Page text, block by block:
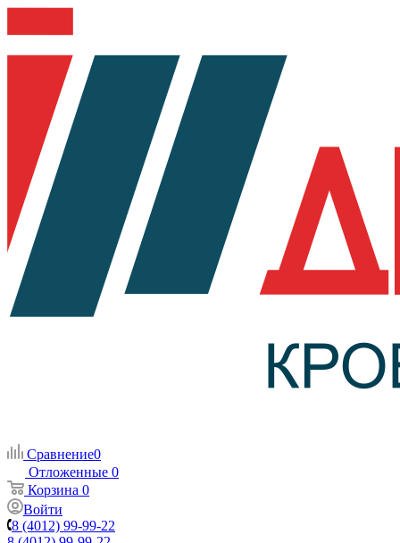
Сравнение0
Отложенные 0
Корзина 0
Войти
8 (4012) 99-99-22